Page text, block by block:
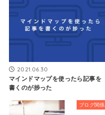
2021.06.30
マインドマップを使ったら記事を
書くのが捗った
ブログ関係